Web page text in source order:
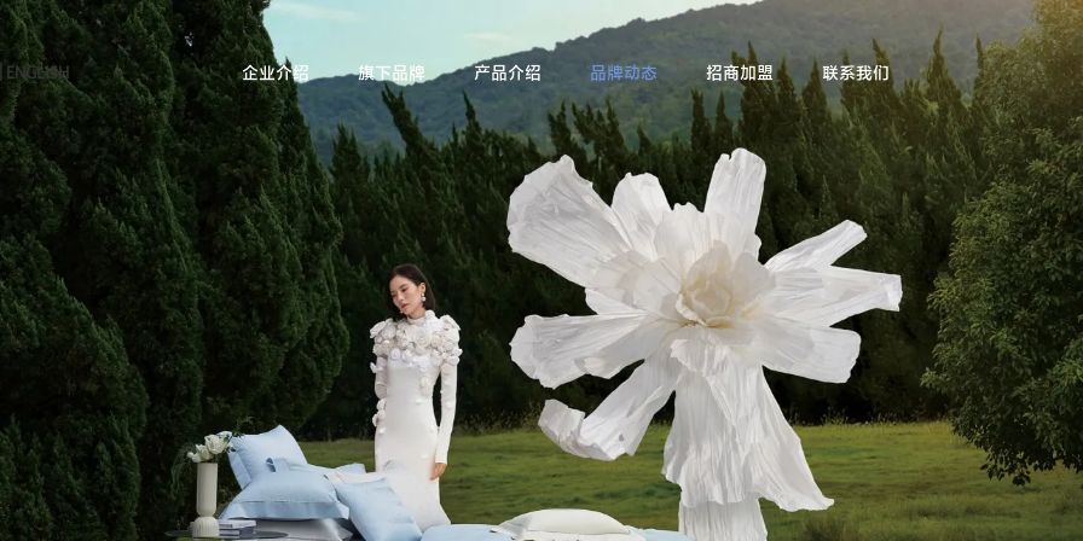
ENGLISH 企业介绍 旗下品牌 产品介绍 品牌动态 招商加盟 联系我们